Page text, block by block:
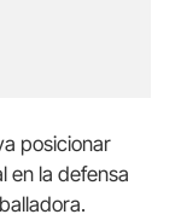
posicionar
en la defensa